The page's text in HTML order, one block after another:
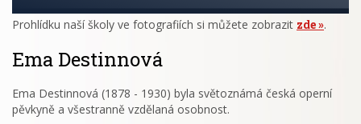
Prohlídku naší školy ve fotografiích si můžete zobrazit zde .
Ema Destinnová
Ema Destinnová (1878 - 1930) byla světoznámá česká operní
pěvkyně a všestranně vzdělaná osobnost.